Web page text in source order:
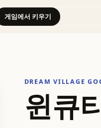
게임에서 키우기
DREAM VILLAGE
윈큐